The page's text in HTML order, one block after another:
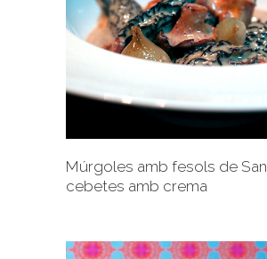
Múrgoles amb fesols de
cebetes amb crema